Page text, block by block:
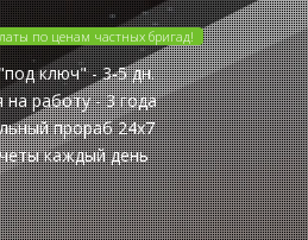
по ценам частных бригад!
ключ" - 3-5 дн.
на работу - 3 года
прораб 24x7
каждый день